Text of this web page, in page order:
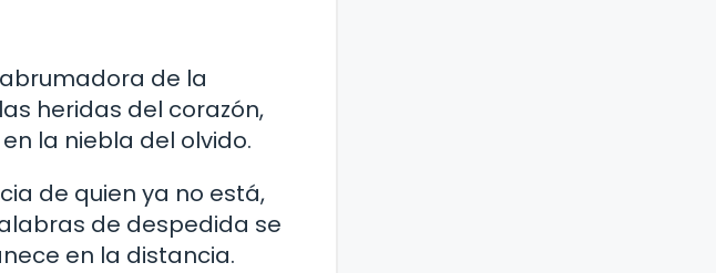
de la
heridas del corazón,
la niebla del olvido.
de quien ya no está,
de despedida se
en la distancia.